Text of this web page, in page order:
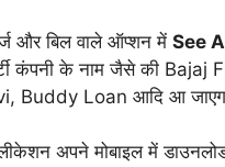
और बिल वाले ऑप्शन में See
कंपनी के नाम जैसे की
Buddy Loan आदि आ
अपने मोबाइल में